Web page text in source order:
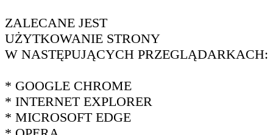
ZALECANE JEST
UŻYTKOWANIE STRONY
W NASTĘPUJĄCYCH PRZEGLĄDARKACH:
* GOOGLE CHROME
* INTERNET EXPLORER
* MICROSOFT EDGE